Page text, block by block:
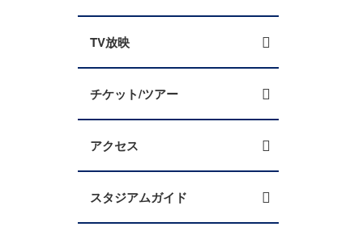
TV放映
チケット/ツアー
アクセス
スタジアムガイド